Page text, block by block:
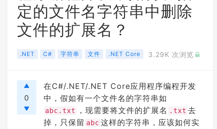
定的文件名字符串中删除
文件的扩展名？
.NET C# 字符串 文件 .NET Core 3.29K 次浏览
0
在C#/.NET/.NET Core应用程序编程开发
中，假如有一个文件名的字符串如
abc.txt ，现需要将文件的扩展名 .txt 去
掉，只保留 abc 这样的字符串，应该如何实